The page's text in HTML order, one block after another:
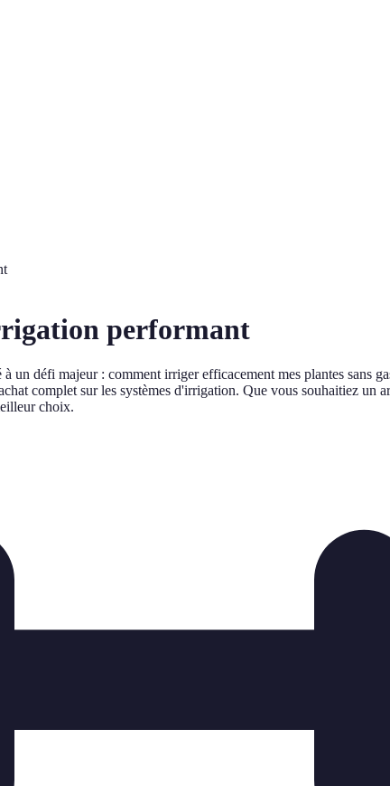
performant
un défi majeur : comment irriger efficacement mes plantes sans
complet sur les systèmes d'irrigation. Que vous souhaitiez un
choix.